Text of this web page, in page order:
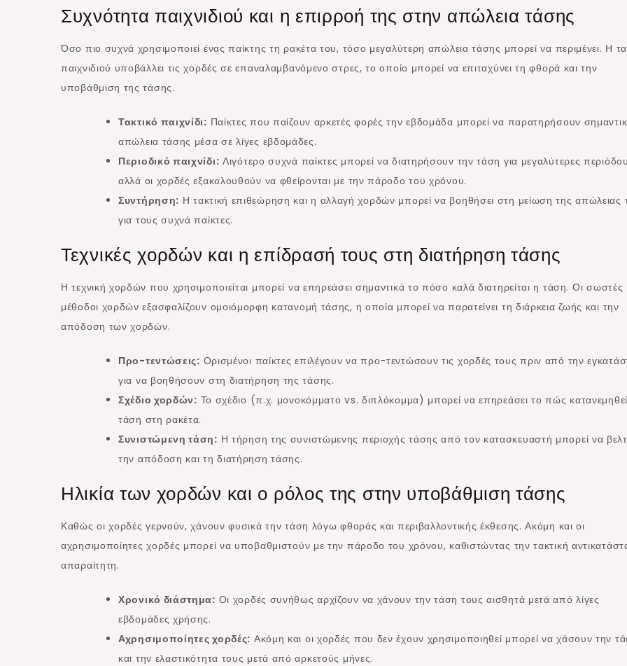
Συχνότητα παιχνιδιού και η επιρροή της στην απώλεια τάσης
Όσο πιο συχνά χρησιμοποιεί ένας παίκτης τη ρακέτα του, τόσο μεγαλύτερη απώλεια τάσης μπορεί να περιμένει. Η
παιχνιδιού υποβάλλει τις χορδές σε επαναλαμβανόμενο στρες, το οποίο μπορεί να επιταχύνει τη φθορά και την
υποβάθμιση της τάσης.
Τακτικό παιχνίδι: Παίκτες που παίζουν αρκετές φορές την εβδομάδα μπορεί να παρατηρήσουν
απώλεια τάσης μέσα σε λίγες εβδομάδες.
Περιοδικό παιχνίδι: Λιγότερο συχνά παίκτες μπορεί να διατηρήσουν την τάση για μεγαλύτερες
αλλά οι χορδές εξακολουθούν να φθείρονται με την πάροδο του χρόνου.
Συντήρηση: Η τακτική επιθεώρηση και η αλλαγή χορδών μπορεί να βοηθήσει στη μείωση της απώλειας
για τους συχνά παίκτες.
Τεχνικές χορδών και η επίδρασή τους στη διατήρηση τάσης
Η τεχνική χορδών που χρησιμοποιείται μπορεί να επηρεάσει σημαντικά το πόσο καλά διατηρείται η τάση. Οι σωστές
μέθοδοι χορδών εξασφαλίζουν ομοιόμορφη κατανομή τάσης, η οποία μπορεί να παρατείνει τη διάρκεια ζωής και την
απόδοση των χορδών.
Προ-τεντώσεις: Ορισμένοι παίκτες επιλέγουν να προ-τεντώσουν τις χορδές τους πριν από την
για να βοηθήσουν στη διατήρηση της τάσης.
Σχέδιο χορδών: Το σχέδιο (π.χ. μονοκόμματο vs. διπλόκομμα) μπορεί να επηρεάσει το πώς
τάση στη ρακέτα.
Συνιστώμενη τάση: Η τήρηση της συνιστώμενης περιοχής τάσης από τον κατασκευαστή μπορεί να
την απόδοση και τη διατήρηση τάσης.
Ηλικία των χορδών και ο ρόλος της στην υποβάθμιση τάσης
Καθώς οι χορδές γερνούν, χάνουν φυσικά την τάση λόγω φθοράς και περιβαλλοντικής έκθεσης. Ακόμη και οι
αχρησιμοποίητες χορδές μπορεί να υποβαθμιστούν με την πάροδο του χρόνου, καθιστώντας την τακτική
απαραίτητη.
Χρονικό διάστημα: Οι χορδές συνήθως αρχίζουν να χάνουν την τάση τους αισθητά μετά από λίγες
εβδομάδες χρήσης.
Αχρησιμοποίητες χορδές: Ακόμη και οι χορδές που δεν έχουν χρησιμοποιηθεί μπορεί να χάσουν την
και την ελαστικότητα τους μετά από αρκετούς μήνες.